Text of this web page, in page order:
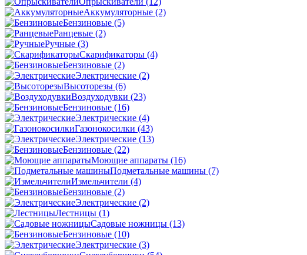
Аккумуляторные (2)
Бензиновые (5)
Ранцевые (2)
Ручные (3)
Скарификаторы (4)
Бензиновые (2)
Электрические (2)
Высоторезы (6)
Воздуходувки (23)
Бензиновые (16)
Электрические (4)
Газонокосилки (43)
Электрические (13)
Бензиновые (22)
Моющие аппараты (16)
Подметальные машины (7)
Измельчители (4)
Бензиновые (2)
Электрические (2)
Лестницы (1)
Садовые ножницы (13)
Бензиновые (10)
Электрические (3)